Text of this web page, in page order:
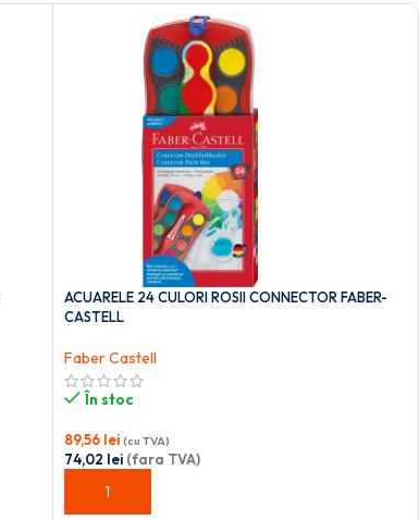
ACUARELE 24 CULORI ROSII CONNECTOR FABER-
CASTELL
Faber Castell
În stoc
89,56 lei (cu TVA)
74,02 lei(fara TVA)
ADAUGĂ ÎN COȘ